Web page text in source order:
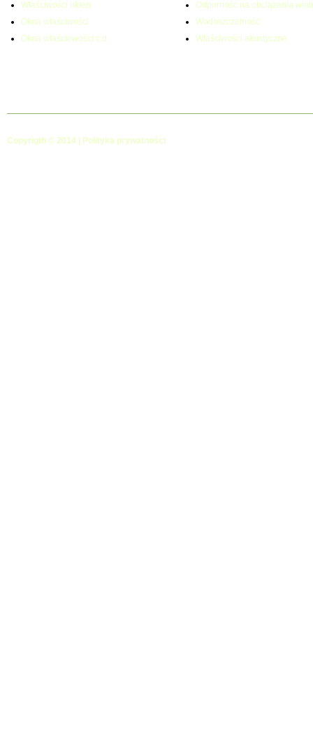
Właściwości okien
Okna właściwości
Okna właściowości c.d
Odporność na obciążenia
Wodoszczelność
Właściwości akustyczne
Copyrigth © 2014 | Polityka prywatności